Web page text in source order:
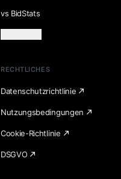
vs BidStats
RECHTLICHES
Datenschutzrichtlinie
Nutzungsbedingungen
Cookie-Richtlinie
DSGVO